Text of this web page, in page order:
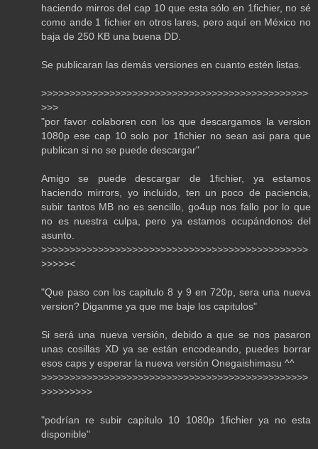
haciendo mirros del cap 10 que esta sólo en 1fichier, no sé
como ande 1 fichier en otros lares, pero aquí en México no
baja de 250 KB una buena DD.
Se publicaran las demás versiones en cuanto estén listas.
>>>>>>>>>>>>>>>>>>>>>>>>>>>>>>>>>>>>>>>>>>>>>>>
>>>
"por favor colaboren con los que descargamos la version
1080p ese cap 10 solo por 1fichier no sean asi para que
publican si no se puede descargar"
Amigo se puede descargar de 1fichier, ya estamos
haciendo mirrors, yo incluido, ten un poco de paciencia,
subir tantos MB no es sencillo, go4up nos fallo por lo que
no es nuestra culpa, pero ya estamos ocupándonos del
asunto.
>>>>>>>>>>>>>>>>>>>>>>>>>>>>>>>>>>>>>>>>>>>>>>>
>>>>><
"Que paso con los capitulo 8 y 9 en 720p, sera una nueva
version? Diganme ya que me baje los capitulos"
Si será una nueva versión, debido a que se nos pasaron
unas cosillas XD ya se están encodeando, puedes borrar
esos caps y esperar la nueva versión Onegaishimasu ^^
>>>>>>>>>>>>>>>>>>>>>>>>>>>>>>>>>>>>>>>>>>>>>>>
>>>>>>>>>
"podrían re subir capitulo 10 1080p 1fichier ya no esta
disponible"